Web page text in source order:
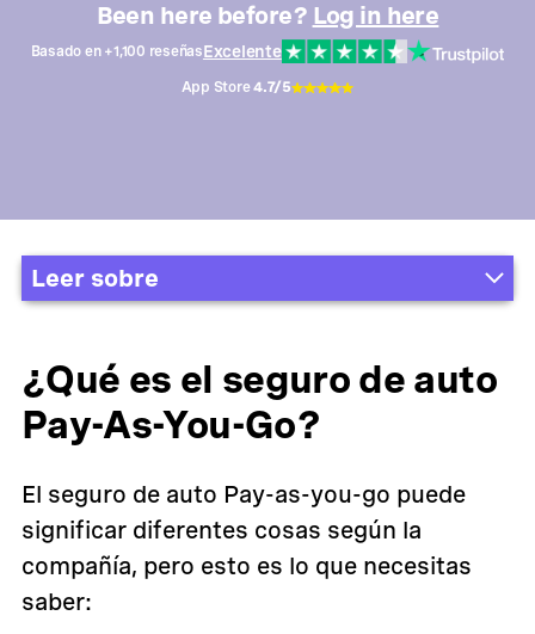
Been here before? Log in here
Basado en +1,100 reseñasExcelente
App Store4.7/5
Leer sobre
Cómo funciona
Otros tipos de pay as you go
Preguntas frecuentes
¿Qué es el seguro de auto
Pay-As-You-Go?
El seguro de auto Pay-as-you-go puede
significar diferentes cosas según la
compañía, pero esto es lo que necesitas
saber: